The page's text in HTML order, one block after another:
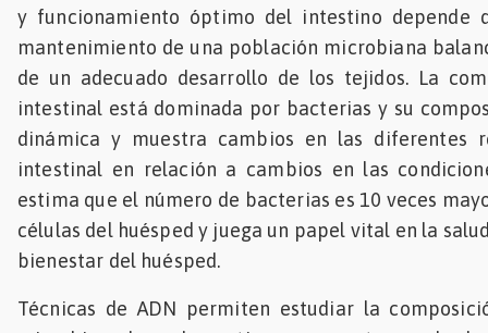
y funcionamiento óptimo del intestino depende
mantenimiento de una población microbiana
de un adecuado desarrollo de los tejidos. La
intestinal está dominada por bacterias y su
dinámica y muestra cambios en las diferentes
intestinal en relación a cambios en las
estima que el número de bacterias es 10 veces
células del huésped y juega un papel vital en la
bienestar del huésped.
Técnicas de ADN permiten estudiar la